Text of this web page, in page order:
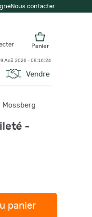
Nous contacter
Vendre
Panier
Aoû 2026 - 09:16:25
Mossberg
-
panier